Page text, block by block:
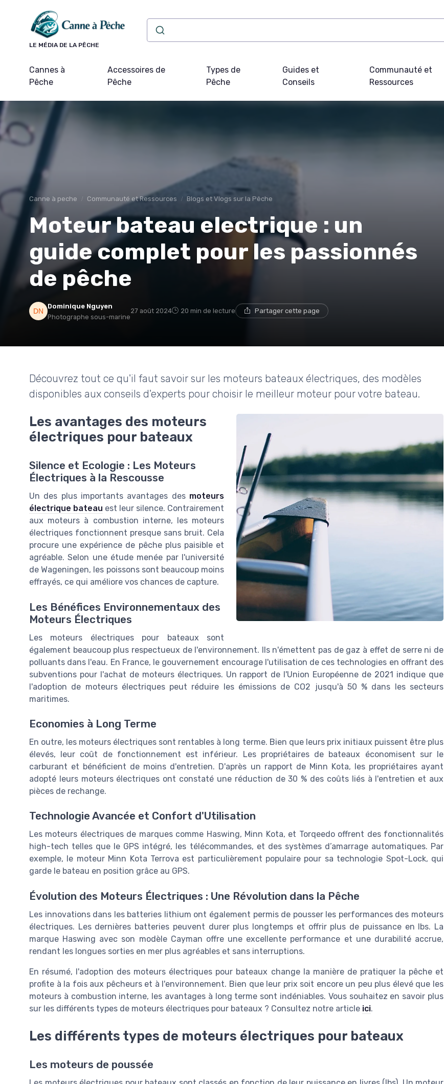
LE MÉDIA DE LA PÊCHE
Cannes à
Pêche
Accessoires de
Pêche
Types de
Pêche
Guides et
Conseils
Communauté et
Ressources
Canne à peche Communauté et Ressources Blogs et Vlogs sur la Pêche
Moteur bateau electrique : un
guide complet pour les passionnés
de pêche
Dominique Nguyen
Photographe sous-marine
27 août 2024 20 min de lecture Partager cette page
Découvrez tout ce qu'il faut savoir sur les moteurs bateaux électriques, des modèles
disponibles aux conseils d'experts pour choisir le meilleur moteur pour votre bateau.
Les avantages des moteurs
électriques pour bateaux
Silence et Ecologie : Les Moteurs
Électriques à la Rescousse
Un des plus importants avantages des moteurs
électrique bateau est leur silence. Contrairement
aux moteurs à combustion interne, les moteurs
électriques fonctionnent presque sans bruit. Cela
procure une expérience de pêche plus paisible et
agréable. Selon une étude menée par l'université
de Wageningen, les poissons sont beaucoup moins
effrayés, ce qui améliore vos chances de capture.
Les Bénéfices Environnementaux des
Moteurs Électriques
Les moteurs électriques pour bateaux sont
également beaucoup plus respectueux de l'environnement. Ils n'émettent pas de gaz à effet de serre ni de
polluants dans l'eau. En France, le gouvernement encourage l'utilisation de ces technologies en offrant des
subventions pour l'achat de moteurs électriques. Un rapport de l'Union Européenne de 2021 indique que
l'adoption de moteurs électriques peut réduire les émissions de CO2 jusqu'à 50 % dans les secteurs
maritimes.
Economies à Long Terme
En outre, les moteurs électriques sont rentables à long terme. Bien que leurs prix initiaux puissent être plus
élevés, leur coût de fonctionnement est inférieur. Les propriétaires de bateaux économisent sur le
carburant et bénéficient de moins d'entretien. D'après un rapport de Minn Kota, les propriétaires ayant
adopté leurs moteurs électriques ont constaté une réduction de 30 % des coûts liés à l'entretien et aux
pièces de rechange.
Technologie Avancée et Confort d'Utilisation
Les moteurs électriques de marques comme Haswing, Minn Kota, et Torqeedo offrent des fonctionnalités
high-tech telles que le GPS intégré, les télécommandes, et des systèmes d’amarrage automatiques. Par
exemple, le moteur Minn Kota Terrova est particulièrement populaire pour sa technologie Spot-Lock, qui
garde le bateau en position grâce au GPS.
Évolution des Moteurs Électriques : Une Révolution dans la Pêche
Les innovations dans les batteries lithium ont également permis de pousser les performances des moteurs
électriques. Les dernières batteries peuvent durer plus longtemps et offrir plus de puissance en lbs. La
marque Haswing avec son modèle Cayman offre une excellente performance et une durabilité accrue,
rendant les longues sorties en mer plus agréables et sans interruptions.
En résumé, l'adoption des moteurs électriques pour bateaux change la manière de pratiquer la pêche et
profite à la fois aux pêcheurs et à l'environnement. Bien que leur prix soit encore un peu plus élevé que les
moteurs à combustion interne, les avantages à long terme sont indéniables. Vous souhaitez en savoir plus
sur les différents types de moteurs électriques pour bateaux ? Consultez notre article ici.
Les différents types de moteurs électriques pour bateaux
Les moteurs de poussée